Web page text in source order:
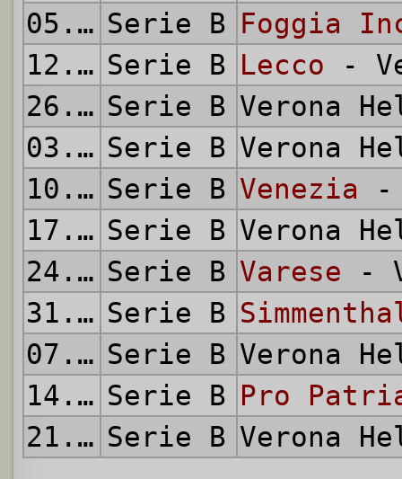
05.04.1964 Serie B Foggia
12.04.1964 Serie B Lecco -
26.04.1964 Serie B Verona
03.05.1964 Serie B Verona
10.05.1964 Serie B Venezia -
17.05.1964 Serie B Verona
24.05.1964 Serie B Varese -
31.05.1964 Serie B
07.06.1964 Serie B Verona
14.06.1964 Serie B Pro
21.06.1964 Serie B Verona